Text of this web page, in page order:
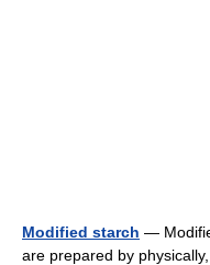
Modified starch —
are prepared by